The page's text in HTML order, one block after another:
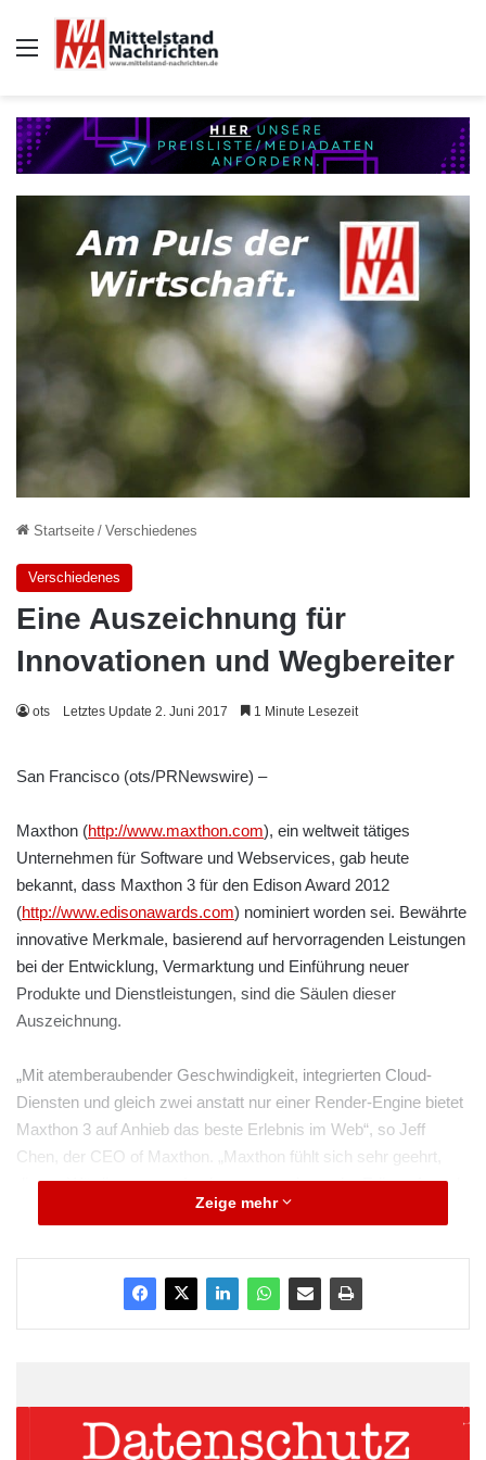
Auswahl
Startseite / Verschiedenes
Verschiedenes
Eine Auszeichnung für
Innovationen und Wegbereiter
ots Letztes Update 2. Juni 2017 1 Minute Lesezeit
San Francisco (ots/PRNewswire) –
Maxthon (http://www.maxthon.com), ein weltweit tätiges
Unternehmen für Software und Webservices, gab heute
bekannt, dass Maxthon 3 für den Edison Award 2012
(http://www.edisonawards.com) nominiert worden sei. Bewährte
innovative Merkmale, basierend auf hervorragenden Leistungen
bei der Entwicklung, Vermarktung und Einführung neuer
Produkte und Dienstleistungen, sind die Säulen dieser
Auszeichnung.
„Mit atemberaubender Geschwindigkeit, integrierten Cloud-
Diensten und gleich zwei anstatt nur einer Render-Engine bietet
Maxthon 3 auf Anhieb das beste Erlebnis im Web“, so Jeff
Chen, der CEO of Maxthon. „Maxthon fühlt sich sehr geehrt,
dieses Würdigung vom Lenkungsausschuss der Edison Awards
zu erhalten. Im Zuge der Preisverleihung werden Menschen
beeindruckende Dienstauswahl für Android-Tablets,
Smartphones und sonstige netzwerkfähige Geräte erfahren.“
Zeige mehr